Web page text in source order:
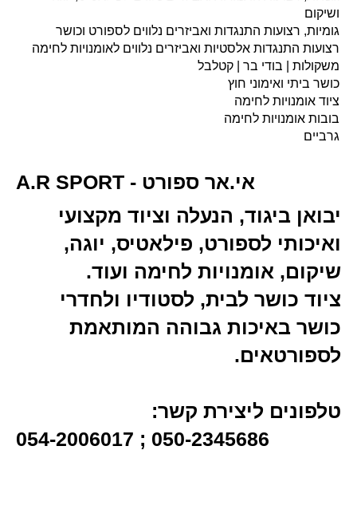
A.R SPORT - אי.אר ספורט
יבואן ביגוד, הנעלה וציוד מקצועי
ואיכותי לספורט, פילאטיס, יוגה,
שיקום, אומנויות לחימה ועוד.
ציוד כושר לבית, לסטודיו ולחדרי
כושר באיכות גבוהה המותאמת
לספורטאים.
טלפונים ליצירת קשר:
054-2006017 ; 050-2345686
ושיקום
גומיות, רצועות התנגדות ואביזרים נלווים לספורט וכושר
רצועות התנגדות אלסטיות ואביזרים נלווים לאומנויות לחימה
משקולות | בודי בר | קטלבל
כושר ביתי ואימוני חוץ
ציוד אומנויות לחימה
בובות אומנויות לחימה
גרביים